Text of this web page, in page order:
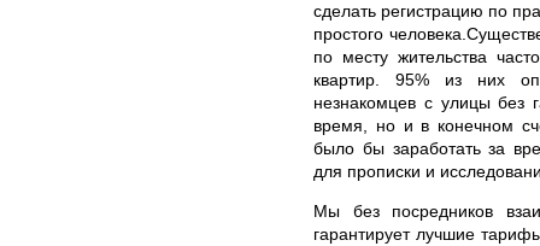
сделать регистрацию по
простого
по месту жительства
квартир. 95% из них
незнакомцев с улицы без
время, но и в конечном
было бы заработать за
для прописки и
Мы без посредников
гарантирует лучшие